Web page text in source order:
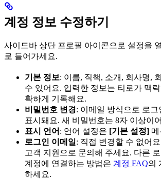
계정 정보 수정하기
사이드바 상단 프로필 아이콘으로 설정을
로 들어가세요.
기본 정보: 이름, 직책, 소개, 회사명,
수 있어요. 입력한 정보는 티로가 맥
확하게 기록해요.
비밀번호 변경: 이메일 방식으로 로
표시돼요. 새 비밀번호는 8자 이상이
표시 언어 : 언어 설정은 [기본 설정]
로그인 이메일 : 직접 변경할 수 없어
고객 지원으로 문의해 주세요. 다른
계정에 연결하는 방법은 계정 FAQ의
하세요.